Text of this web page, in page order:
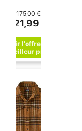
175,00 €
121,99 €